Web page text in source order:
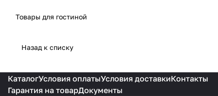
Товары для гостиной
Назад к списку
КаталогУсловия оплатыУсловия доставкиКонтакты
Гарантия на товарДокументы